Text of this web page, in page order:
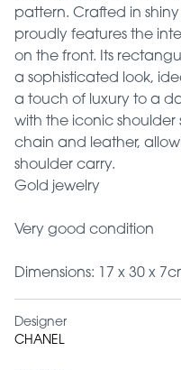
pattern. Crafted in
proudly features the
on the front. Its
a sophisticated look,
a touch of luxury to a
with the iconic
chain and leather,
shoulder carry.
Gold jewelry
Very good condition
Dimensions: 17 x 30 x
Designer
CHANEL